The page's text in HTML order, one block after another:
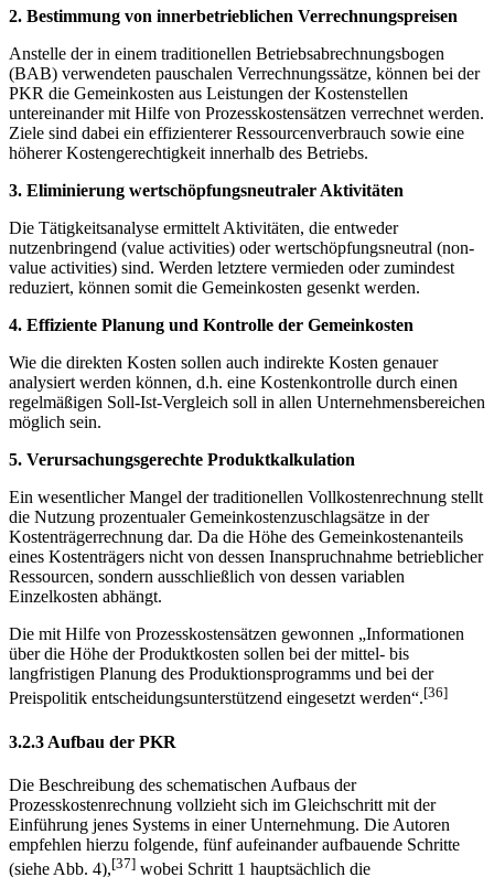
2. Bestimmung von innerbetrieblichen Verrechnungspreisen
Anstelle der in einem traditionellen Betriebsabrechnungsbogen
(BAB) verwen­deten pauschalen Verrechnungssätze, können bei der
PKR die Gemeinkosten aus Leistungen der Kostenstellen
untereinander mit Hilfe von Prozesskostensätzen verrechnet werden.
Ziele sind dabei ein effizienterer Ressourcenverbrauch sowie eine
höherer Kostengerechtigkeit innerhalb des Betriebs.
3. Eliminierung wertschöpfungsneutraler Aktivitäten
Die Tätigkeitsanalyse ermittelt Aktivitäten, die entweder
nutzenbringend (value activities) oder wertschöpfungsneutral (non-
value activities) sind. Werden letztere vermieden oder zumindest
reduziert, können somit die Gemeinkosten gesenkt werden.
4. Effiziente Planung und Kontrolle der Gemeinkosten
Wie die direkten Kosten sollen auch indirekte Kosten genauer
analysiert werden können, d.h. eine Kostenkontrolle durch einen
regelmäßigen Soll-Ist-Vergleich soll in allen Unternehmensbereichen
möglich sein.
5. Verursachungsgerechte Produktkalkulation
Ein wesentlicher Mangel der traditionellen Vollkostenrechnung stellt
die Nutzung prozentualer Gemeinkostenzuschlagsätze in der
Kostenträgerrechnung dar. Da die Höhe des Gemeinkostenanteils
eines Kostenträgers nicht von dessen Inanspruchnahme betrieblicher
Ressourcen, sondern ausschließlich von dessen variablen
Einzelkosten abhängt.
Die mit Hilfe von Prozesskostensätzen gewonnen „Informationen
über die Höhe der Produktkosten sollen bei der mittel- bis
langfristigen Planung des Produktions­programms und bei der
Preispolitik entscheidungsunterstützend eingesetzt werden“.[36]
3.2.3 Aufbau der PKR
Die Beschreibung des schematischen Aufbaus der
Prozesskostenrechnung vollzieht sich im Gleichschritt mit der
Einführung jenes Systems in einer Unternehmung. Die Autoren
empfehlen hierzu folgende, fünf aufeinander aufbauende Schritte
(siehe Abb. 4),[37] wobei Schritt 1 hauptsächlich die